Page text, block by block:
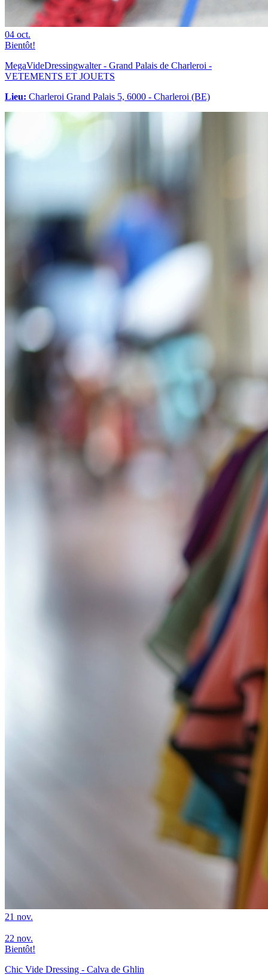
04 oct.
Bientôt!
MegaVideDressingwalter - Grand Palais de Charleroi -
VETEMENTS ET JOUETS
Lieu: Charleroi Grand Palais 5, 6000 - Charleroi (BE)
21 nov.
22 nov.
Bientôt!
Chic Vide Dressing - Calva de Ghlin